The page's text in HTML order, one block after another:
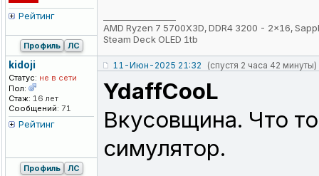
Рейтинг
AMD Ryzen 7 5700X3D, DDR4 3200 - 2x16,
Steam Deck OLED 1tb
Профиль ЛС
kidoji
Статус: не в сети
Пол:
Стаж: 16 лет
Сообщений: 71
Рейтинг
11-Июн-2025 21:32 (спустя 2 часа 42 минуты)
YdaffCooL
Вкусовщина. Что
симулятор.
Профиль ЛС